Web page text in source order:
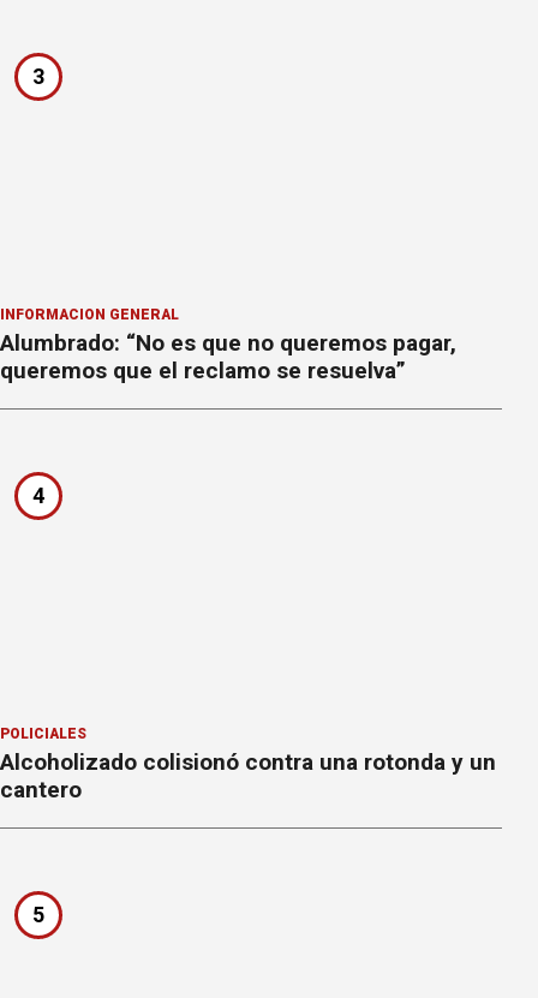
3
INFORMACION GENERAL
Alumbrado: “No es que no queremos pagar,
queremos que el reclamo se resuelva”
4
POLICIALES
Alcoholizado colisionó contra una rotonda y un
cantero
5